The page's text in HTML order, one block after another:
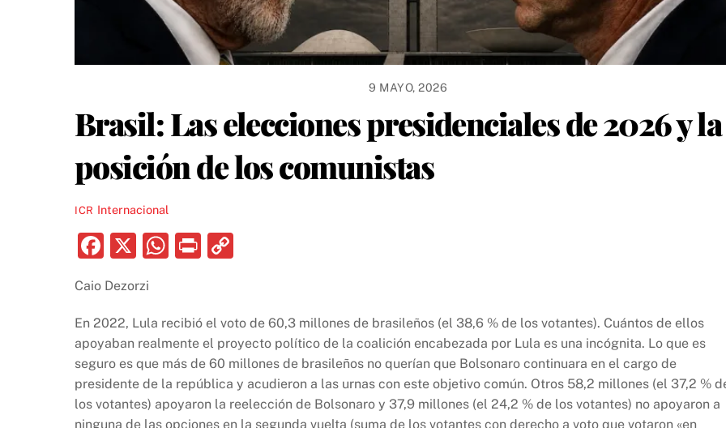
9 MAYO, 2026
Brasil: Las elecciones presidenciales de 2026 y la
posición de los comunistas
ICR Internacional
F
c
e
b
o
o
X
W
s
A
p
p
P
y
Li
n
k
Caio Dezorzi
En 2022, Lula recibió el voto de 60,3 millones de brasileños (el 38,6 % de los votantes). Cuántos de ellos
apoyaban realmente el proyecto político de la coalición encabezada por Lula es una incógnita. Lo que es
seguro es que más de 60 millones de brasileños no querían que Bolsonaro continuara en el cargo de
presidente de la república y acudieron a las urnas con este objetivo común. Otros 58,2 millones (el 37,2 %
los votantes) apoyaron la reelección de Bolsonaro y 37,9 millones (el 24,2 % de los votantes) no apoyaron a
ninguna de las opciones en la segunda vuelta (suma de los votantes con derecho a voto que votaron «en